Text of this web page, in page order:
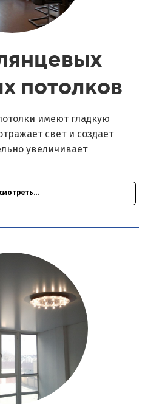
потолков
имеют гладкую
свет и создает
увеличивает